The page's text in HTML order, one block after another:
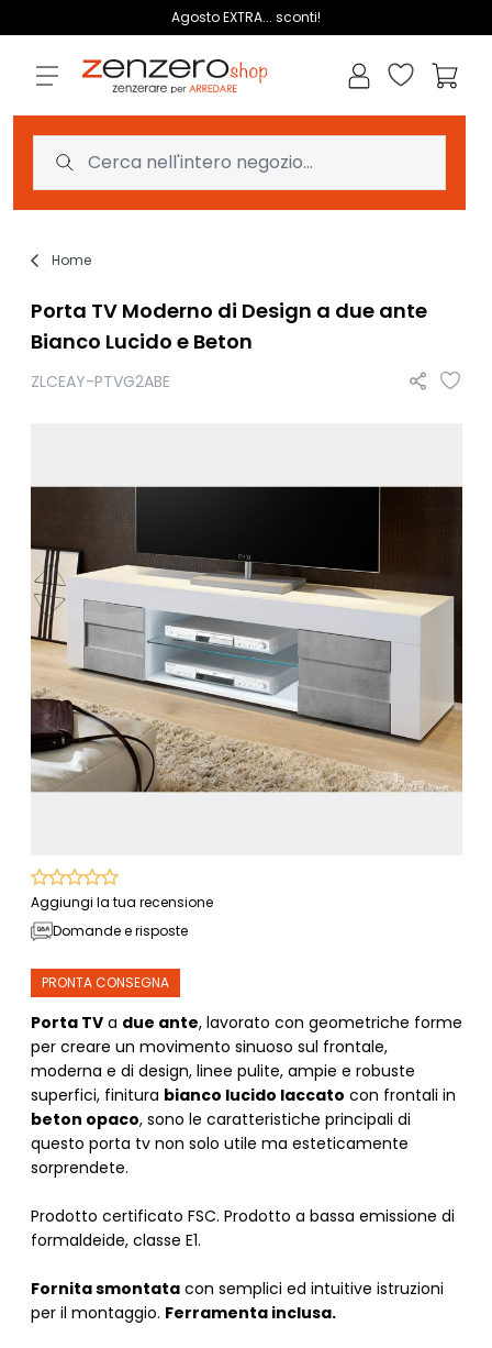
Agosto EXTRA... sconti!
Lista dei
Home
Porta TV Moderno di Design a due ante
Bianco Lucido e Beton
ZLCEAY-PTVG2ABE
Aggiungi la tua recensione
Domande e risposte
PRONTA CONSEGNA
Porta TVa due ante, lavorato con geometriche forme
per creare un movimento sinuoso sul frontale,
moderna e di design, linee pulite, ampie e robuste
superfici, finitura bianco lucido laccato con frontali in
beton opaco, sono le caratteristiche principali di
questo porta tv non solo utile ma esteticamente
sorprendete.
Prodotto certificato FSC. Prodotto a bassa emissione di
formaldeide, classe E1.
Fornita smontatacon semplici ed intuitive istruzioni
per il montaggio. Ferramenta inclusa.